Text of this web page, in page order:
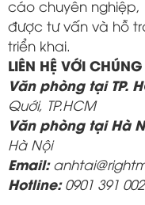
cáo chuyên nghiệp,
được tư vấn và hỗ
triển khai.
LIÊN HỆ VỚI
Văn phòng tại TP.
Quới, TP.HCM
Văn phòng tại Hà
Hà Nội
Email:
Hotline:0901 391 002